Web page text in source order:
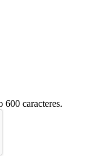
600 caracteres.